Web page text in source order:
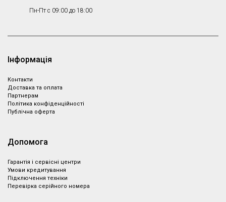
Пн-Пт с 09:00 до 18:00
Інформація
Контакти
Доставка та оплата
Партнeрам
Політика конфіденційності
Публічна оферта
Допомога
Гарантія і сервісні центри
Умови кредитування
Підключення техніки
Перевірка серійного номера